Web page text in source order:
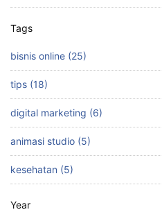
Tags
bisnis online (25)
tips (18)
digital marketing (6)
animasi studio (5)
kesehatan (5)
Year